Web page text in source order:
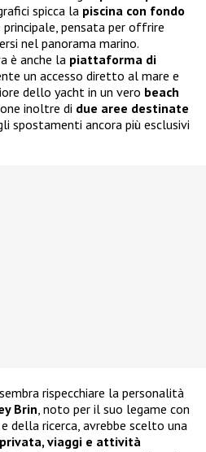
spicca la piscina con fondo
pensata per offrire
nel panorama marino.
è anche la piattaforma di
un accesso diretto al mare e
dello yacht in un vero beach
inoltre di due aree destinate
spostamenti ancora più esclusivi
rispecchiare la personalità
Brin , noto per il suo legame con
della ricerca, avrebbe scelto una
viaggi e attività